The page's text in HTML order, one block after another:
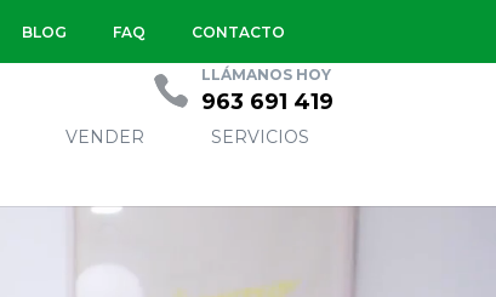
BLOG FAQ CONTACTO
LLÁMANOS HOY
963 691 419
VENDER SERVICIOS